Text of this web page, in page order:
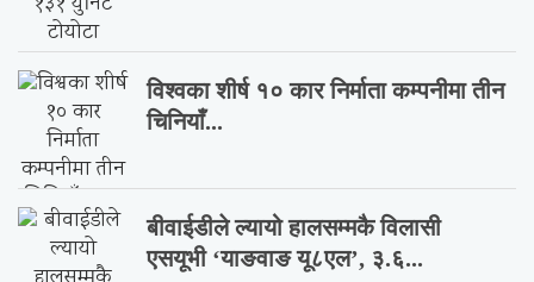
विश्वका शीर्ष १० कार निर्माता कम्पनीमा तीन
चिनियाँ...
बीवाईडीले ल्यायो हालसम्मकै विलासी
एसयूभी ‘याङवाङ यू८एल’, ३.६...